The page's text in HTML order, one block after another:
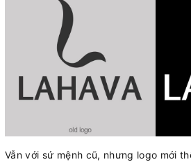
Vẫn với sứ mệnh cũ, nhưng logo mới